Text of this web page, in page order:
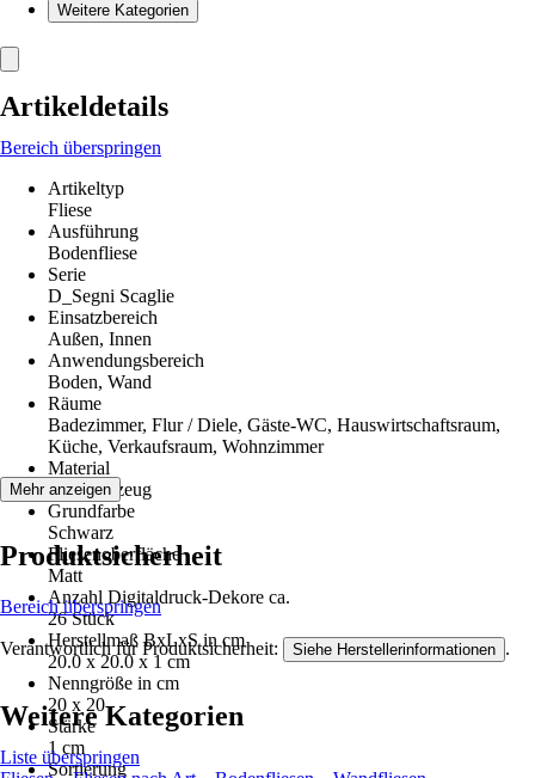
Weitere Kategorien
Artikeldetails
Bereich überspringen
Artikeltyp
Fliese
Ausführung
Bodenfliese
Serie
D_Segni Scaglie
Einsatzbereich
Außen, Innen
Anwendungsbereich
Boden, Wand
Räume
Badezimmer, Flur / Diele, Gäste-WC, Hauswirtschaftsraum,
Küche, Verkaufsraum, Wohnzimmer
Material
Feinsteinzeug
Grundfarbe
Schwarz
Fliesenoberfläche
Matt
Anzahl Digitaldruck-Dekore ca.
26 Stück
Herstellmaß BxLxS in cm
20.0 x 20.0 x 1 cm
Nenngröße in cm
20 x 20
Stärke
1 cm
Sortierung
Mehr anzeigen
Produktsicherheit
Bereich überspringen
Verantwortlich für Produktsicherheit: Siehe Herstellerinformationen .
Weitere Kategorien
Liste überspringen